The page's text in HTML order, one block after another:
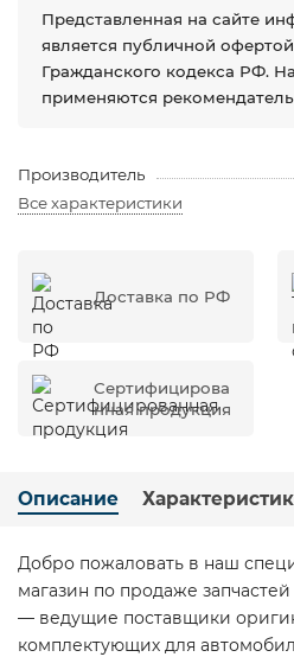
Представленная на сайте
является публичной
Гражданского кодекса РФ.
применяются
Производитель
Все характеристики
Доставка по РФ
Сертифицирова
нная продукция
Описание
Добро пожаловать в наш
магазин по продаже
— ведущие поставщики
комплектующих для